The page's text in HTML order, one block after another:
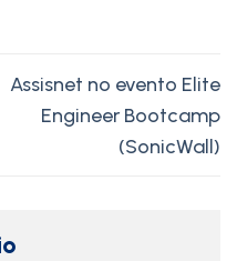
Assisnet no evento Elite
Engineer Bootcamp
(SonicWall)